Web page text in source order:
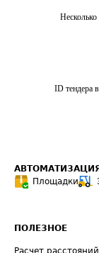
ID тендера
Площадки
ПОЛЕЗНОЕ
Расчет расстояний